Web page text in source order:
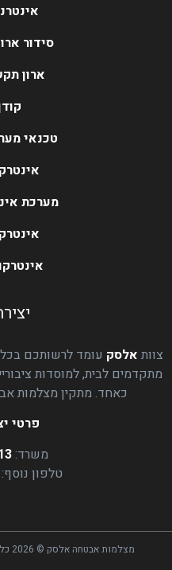
סידור
ארון
טכנאי
מערכת
צוות אלסק עומד לרשותכם
מתקדמים לבית, למוסדות
כאחד. מתקין מצלמות
פרטי
משרד:
טלפון
מצלמות אבטחה אלסק © 2026 כל הזכויות שמורות | פיתוח: